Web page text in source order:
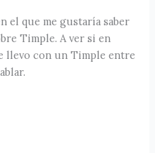
el que me gustaría saber
Timple. A ver si en
llevo con un Timple entre